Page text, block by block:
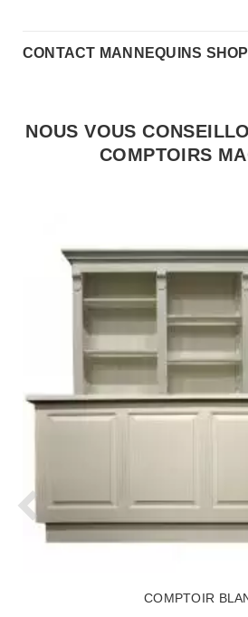
CONTACT MANNEQUINS
NOUS VOUS
COMPTOIRS
COMPTOIR